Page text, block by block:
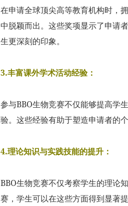
在申请全球顶尖高等教育机构时，
中脱颖而出。这些奖项显示了申请
生更深刻的印象。
3.丰富课外学术活动经验：
参与BBO生物竞赛不仅能够提高学
验。这些经验有助于塑造申请者的
4.理论知识与实践技能的提升：
BBO生物竞赛不仅考察学生的理论
赛，学生可以在这些方面得到显著